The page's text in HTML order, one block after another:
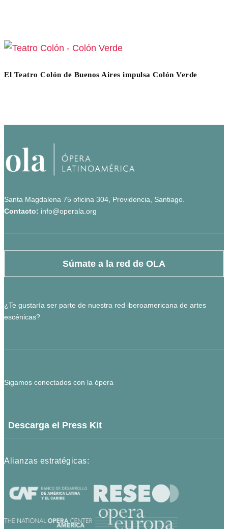
El Teatro Colón de Buenos Aires impulsa Colón Verde
Santa Magdalena 75 oficina 304, Providencia, Santiago.
Contacto: info@operala.org
Súmate a la red de OLA
¿Te gustaría ser parte de nuestra red iberoamericana de artes
escénicas?
Sigamos conectados con la ópera
Descarga el Press Kit
Alianzas estratégicas: